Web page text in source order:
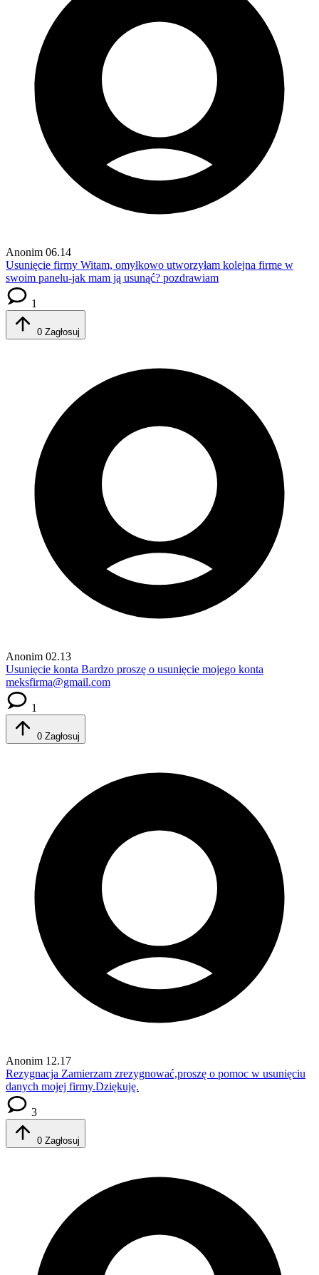
Anonim 06.14
Usunięcie firmy Witam, omyłkowo utworzyłam kolejna firme w
swoim panelu-jak mam ją usunąć? pozdrawiam
1
0 Zagłosuj
Anonim 02.13
Usunięcie konta Bardzo proszę o usunięcie mojego konta
meksfirma@gmail.com
1
0 Zagłosuj
Anonim 12.17
Rezygnacja Zamierzam zrezygnować,proszę o pomoc w usunięciu
danych mojej firmy.Dziękuję.
3
0 Zagłosuj